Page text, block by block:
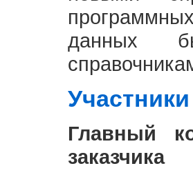
данных
Главный
заказчика